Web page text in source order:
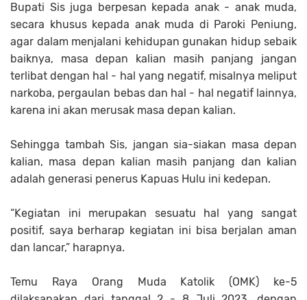
Bupati Sis juga berpesan kepada anak - anak muda,
secara khusus kepada anak muda di Paroki Peniung,
agar dalam menjalani kehidupan gunakan hidup sebaik
baiknya, masa depan kalian masih panjang jangan
terlibat dengan hal - hal yang negatif, misalnya meliput
narkoba, pergaulan bebas dan hal - hal negatif lainnya,
karena ini akan merusak masa depan kalian.
Sehingga tambah Sis, jangan sia-siakan masa depan
kalian, masa depan kalian masih panjang dan kalian
adalah generasi penerus Kapuas Hulu ini kedepan.
“Kegiatan ini merupakan sesuatu hal yang sangat
positif, saya berharap kegiatan ini bisa berjalan aman
dan lancar,” harapnya.
Temu Raya Orang Muda Katolik (OMK) ke-5